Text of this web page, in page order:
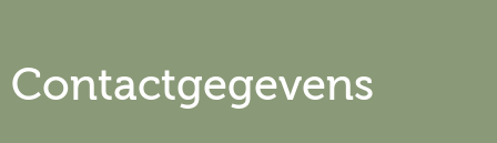
Contactgegevens